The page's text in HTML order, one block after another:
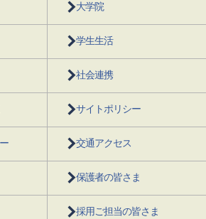
大学院
学生生活
社会連携
サイトポリシー
交通アクセス
保護者の皆さま
採用ご担当の皆さま